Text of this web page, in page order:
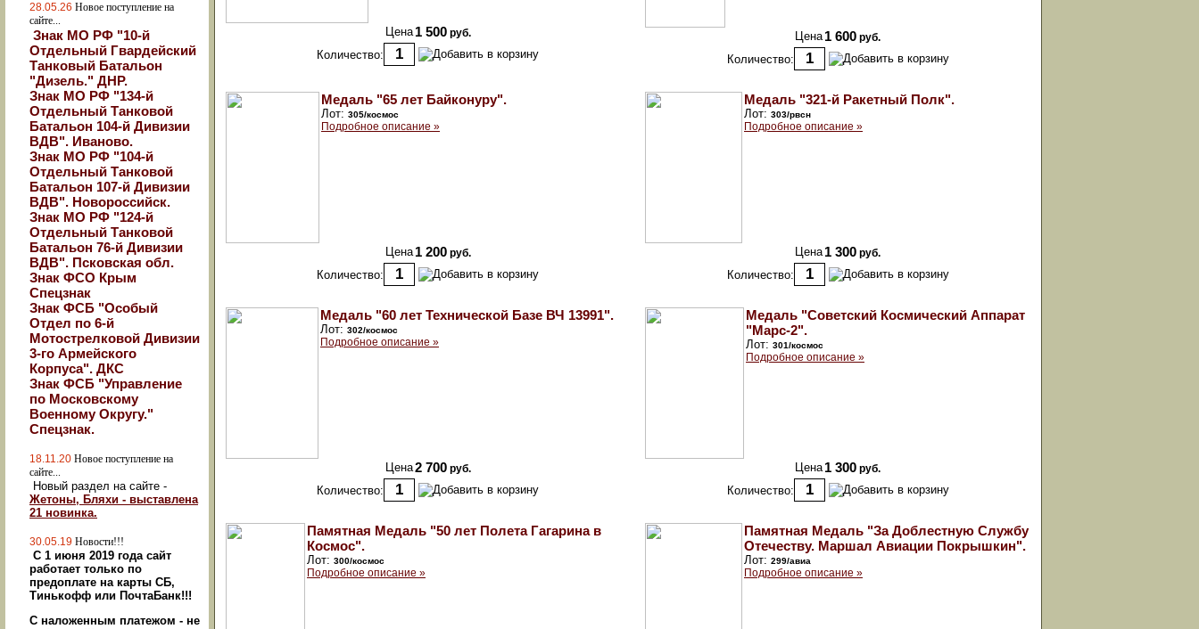
28.05.26 Новое поступление на
сайте...
Знак МО РФ "10-й
Отдельный Гвардейский
Танковый Батальон
"Дизель." ДНР.
Знак МО РФ "134-й
Отдельный Танковой
Батальон 104-й Дивизии
ВДВ". Иваново.
Знак МО РФ "104-й
Отдельный Танковой
Батальон 107-й Дивизии
ВДВ". Новороссийск.
Знак МО РФ "124-й
Отдельный Танковой
Батальон 76-й Дивизии
ВДВ". Псковская обл.
Знак ФСО Крым
Спецзнак
Знак ФСБ "Особый
Отдел по 6-й
Мотострелковой Дивизии
3-го Армейского
Корпуса". ДКС
Знак ФСБ "Управление
по Московскому
Военному Округу."
Спецзнак.
18.11.20 Новое поступление на
сайте...
Новый раздел на сайте -
Жетоны, Бляхи - выставлена
21 новинка.
30.05.19 Новости!!!
С 1 июня 2019 года сайт
работает только по
предоплате на карты СБ,
Тинькофф или ПочтаБанк!!!
С наложенным платежом - не
Цена 1 500 руб.
Количество:
Цена 1 600 руб.
Количество:
Медаль "65 лет Байконуру".
Лот: 305/космос
Подробное описание »
Цена 1 200 руб.
Количество:
Медаль "321-й Ракетный Полк".
Лот: 303/рвсн
Подробное описание »
Цена 1 300 руб.
Количество:
Медаль "60 лет Технической Базе ВЧ 13991".
Лот: 302/космос
Подробное описание »
Цена2 700 руб.
Количество:
Медаль "Советский Космический Аппарат
"Марс-2".
Лот: 301/космос
Подробное описание »
Цена 1 300 руб.
Количество:
Памятная Медаль "50 лет Полета Гагарина в
Космос".
Лот: 300/космос
Подробное описание »
Памятная Медаль "За Доблестную Службу
Отечеству. Маршал Авиации Покрышкин".
Лот: 299/авиа
Подробное описание »